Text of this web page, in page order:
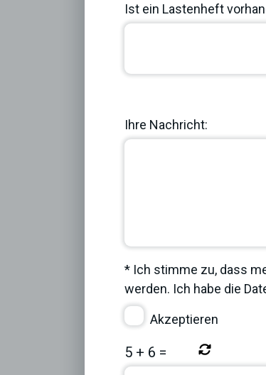
Ist ein Lastenheft
Ihre Nachricht:
* Ich stimme zu, dass
werden. Ich habe die
Akzeptieren
5 + 6 =